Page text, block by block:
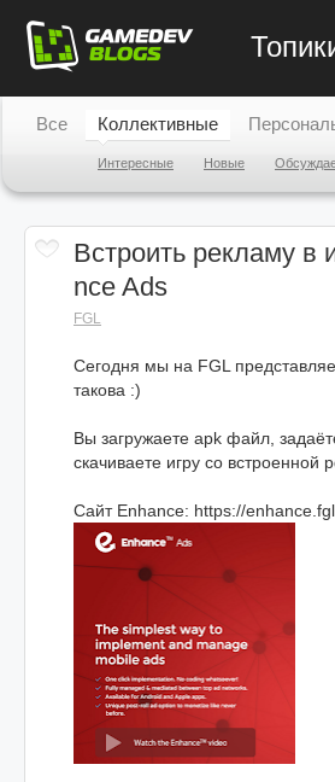
Все Коллективные
Интересные Новые
Встроить рекламу в
nce Ads
FGL
Сегодня мы на FGL
такова :)
Вы загружаете apk файл,
скачиваете игру со встроенной
Сайт Enhance: https://